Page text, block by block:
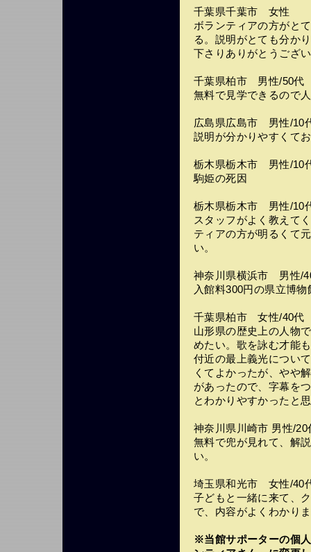
千葉県千葉市 女性
ボランティアの方がと
る。説明がとても分か
下さりありがとうござ
千葉県柏市 男性/50代
無料で見学できるので
広島県広島市 男性/10
説明が分かりやすくて
栃木県栃木市 男性/10
駒姫の死因
栃木県栃木市 男性/10
スタッフがよく教えて
ティアの方が明るくて
い。
神奈川県横浜市 男性/
入館料300円の県立博
千葉県柏市 女性/40代
山形県の歴史上の人物
めたい。歌を詠む才能
付近の最上義光につい
くてよかったが、やや
があったので、字幕を
とわかりやすかったと
神奈川県川崎市 男性/20
無料で兜が見れて、解
い。
埼玉県和光市 女性/40
子どもと一緒に来て、
で、内容がよくわかり
※当館サポーターの個